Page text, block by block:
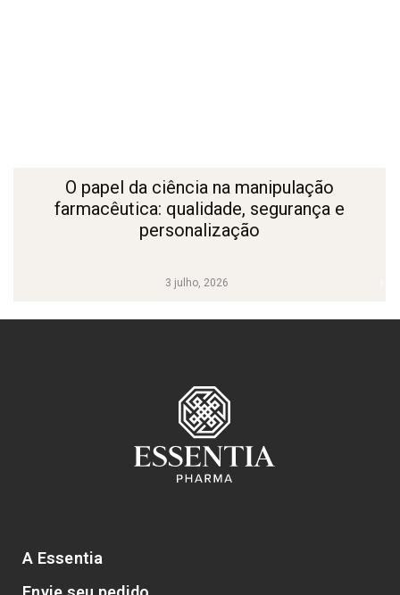
3 julho, 2026
O papel da ciência na manipulação
farmacêutica: qualidade, segurança e
personalização
A Essentia